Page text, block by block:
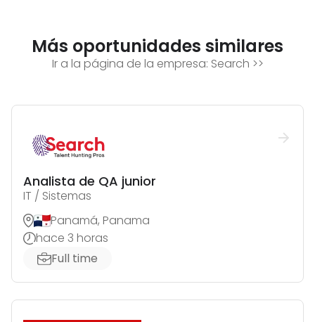
Más oportunidades similares
Ir a la página de la empresa: Search >>
Analista de QA junior
IT / Sistemas
Panamá, Panama
hace 3 horas
Full time